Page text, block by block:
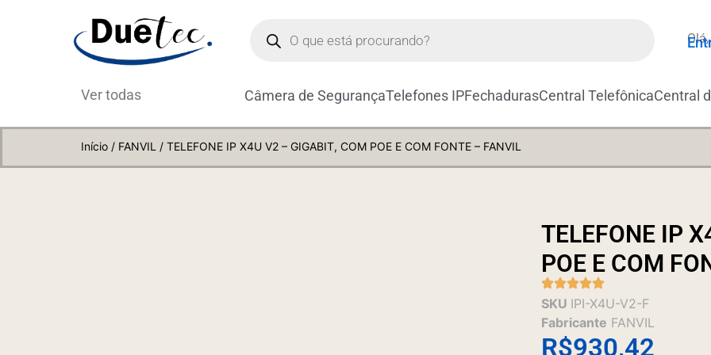
Ver todas Câmera de SegurançaTelefones IPFechadurasCentral TelefônicaCentral
Início / FANVIL / TELEFONE IP X4U V2 – GIGABIT, COM POE E COM FONTE – FANVIL
TELEFONE IP
POE E COM
SKU IPI-X4U-V2-F
Fabricante FANVIL
R$930,42